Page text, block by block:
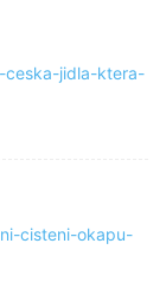
ceska-jidla-ktera-
cisteni-okapu-